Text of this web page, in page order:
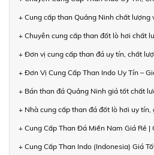
+ Cung cấp than Quảng Ninh chất lượng
+ Chuyên cung cấp than đốt lò hơi chất
+ Đơn vị cung cấp than đá uy tín, chất
+ Đơn Vị Cung Cấp Than Indo Uy Tín –
+ Bán than đá Quảng Ninh giá tốt chất
+ Nhà cung cấp than đá đốt lò hơi uy
+ Cung Cấp Than Đá Miền Nam Giá Rẻ |
+ Cung Cấp Than Indo (Indonesia) Giá